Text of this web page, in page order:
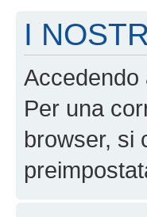
I
Per una
browser, si